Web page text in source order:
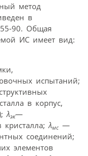
метод
в
90. Общая
ИС имеет вид:
испытаний;
в корпус,
λэк—
кристалла;λмс —
соединений;
элементов